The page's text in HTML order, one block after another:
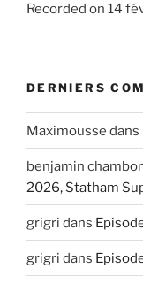
SHARE
EMBED
Recorded on 14
DERNIERS
Maximousse dans
benjamin
2026, Statham
grigri dans
grigri dans